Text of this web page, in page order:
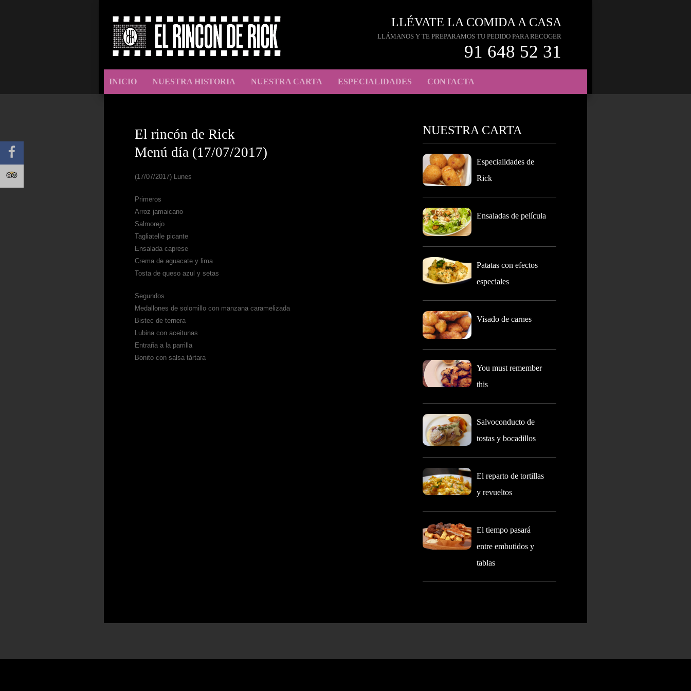
LLÉVATE LA COMIDA A CASA
LLÁMANOS Y TE PREPARAMOS TU PEDIDO PARA RECOGER
91 648 52 31
INICIO NUESTRA HISTORIA NUESTRA CARTA ESPECIALIDADES CONTACTA
El rincón de Rick
Menú día (17/07/2017)
(17/07/2017) Lunes
Primeros
Arroz jamaicano
Salmorejo
Tagliatelle picante
Ensalada caprese
Crema de aguacate y lima
Tosta de queso azul y setas
Segundos
Medallones de solomillo con manzana caramelizada
Bistec de ternera
Lubina con aceitunas
Entraña a la parrilla
Bonito con salsa tártara
NUESTRA CARTA
Especialidades de
Rick
Ensaladas de película
Patatas con efectos
especiales
Visado de carnes
You must remember
this
Salvoconducto de
tostas y bocadillos
El reparto de tortillas
y revueltos
El tiempo pasará
entre embutidos y
tablas